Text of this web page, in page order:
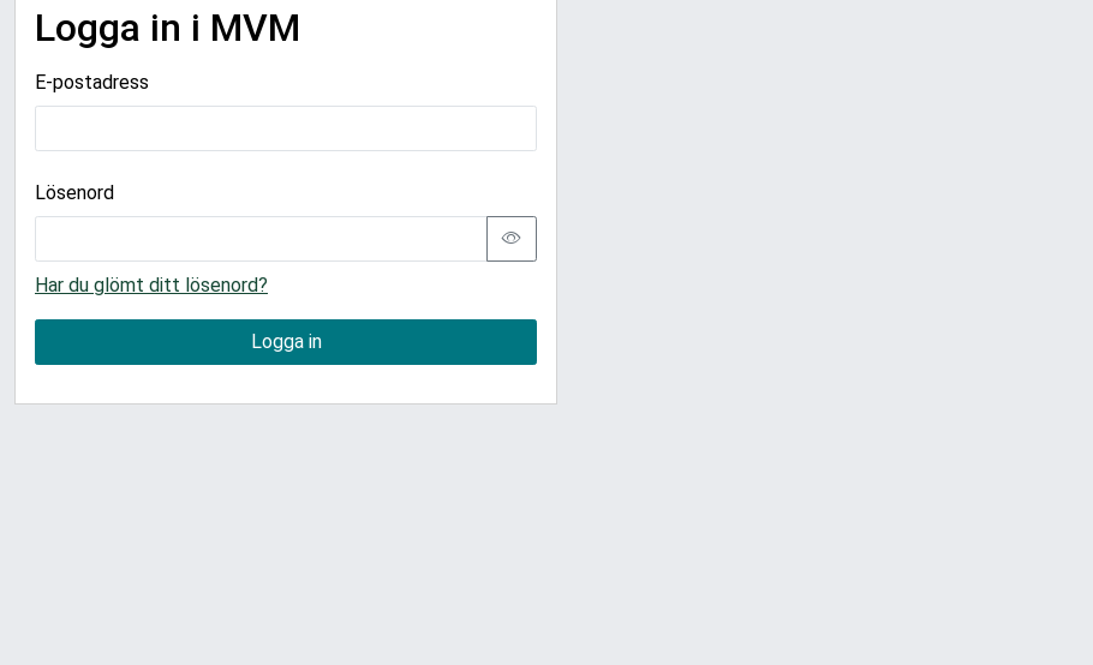
Logga in i MVM
E-postadress
Lösenord
Har du glömt ditt lösenord?
Logga in